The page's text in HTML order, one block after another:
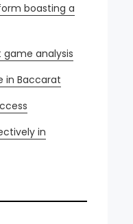
boasting a
analysis
in Baccarat
in